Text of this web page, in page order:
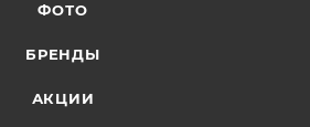
ФОТО
БРЕНДЫ
АКЦИИ